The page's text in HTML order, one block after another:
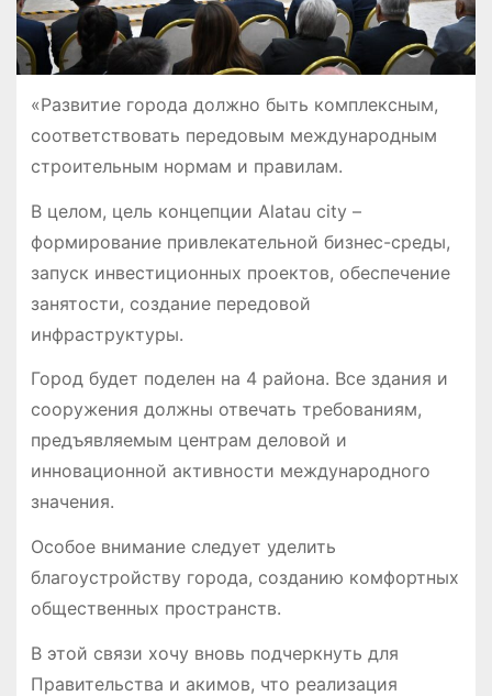
«Развитие города должно быть комплексным,
соответствовать передовым международным
строительным нормам и правилам.
В целом, цель концепции Alatau city –
формирование привлекательной бизнес-среды,
запуск инвестиционных проектов, обеспечение
занятости, создание передовой
инфраструктуры.
Город будет поделен на 4 района. Все здания и
сооружения должны отвечать требованиям,
предъявляемым центрам деловой и
инновационной активности международного
значения.
Особое внимание следует уделить
благоустройству города, созданию комфортных
общественных пространств.
В этой связи хочу вновь подчеркнуть для
Правительства и акимов, что реализация